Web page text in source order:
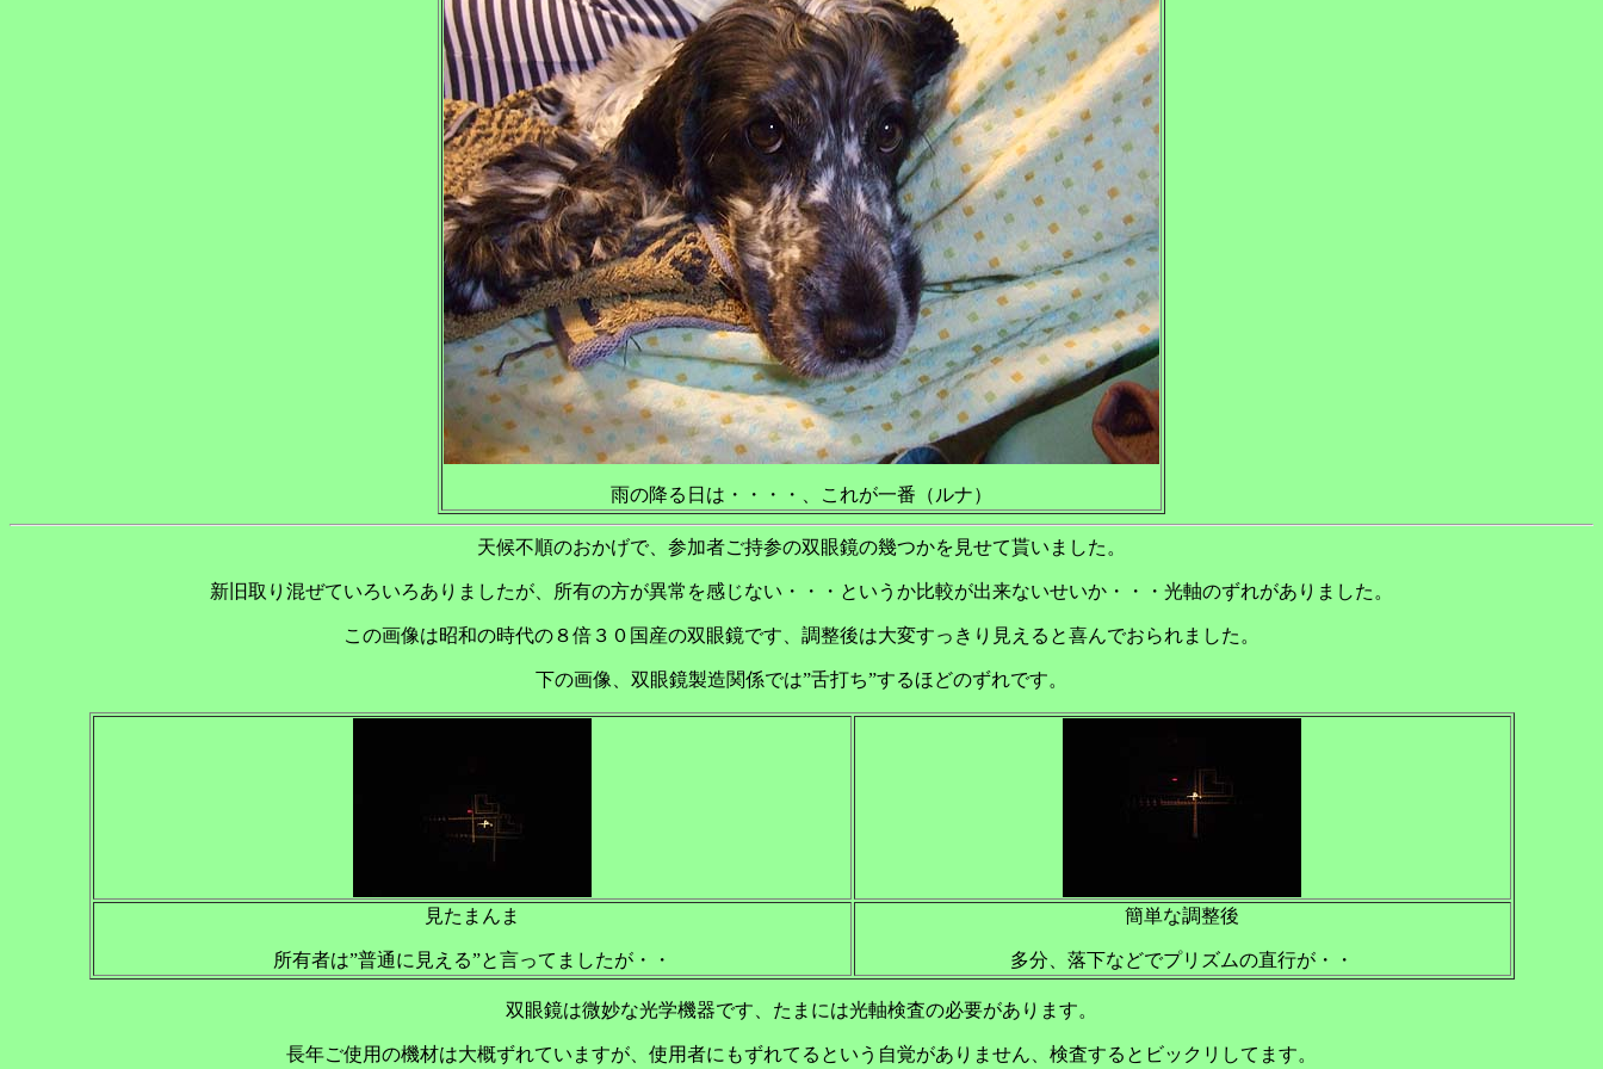
雨の降る日は・・・・、これが一番（ルナ）
天候不順のおかげで、参加者ご持参の双眼鏡の幾つかを見せて貰いました。
新旧取り混ぜていろいろありましたが、所有の方が異常を感じない・・・というか比較が出来ないせいか・・・光軸のずれがありました。
この画像は昭和の時代の８倍３０国産の双眼鏡です、調整後は大変すっきり見えると喜んでおられました。
下の画像、双眼鏡製造関係では”舌打ち”するほどのずれです。
見たまんま
所有者は”普通に見える”と言ってましたが・・
簡単な調整後
多分、落下などでプリズムの直行が・・
双眼鏡は微妙な光学機器です、たまには光軸検査の必要があります。
長年ご使用の機材は大概ずれていますが、使用者にもずれてるという自覚がありません、検査するとビックリしてます。